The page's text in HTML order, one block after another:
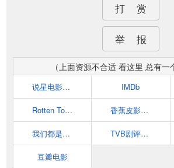
打 赏
举 报
（上面资源不合适 看这里 总有一
说星电影评论网 IMDb
Rotten Tomatoes 香蕉皮影评网
我们都是影评人 TVB剧评网_ontvb.com
豆瓣电影